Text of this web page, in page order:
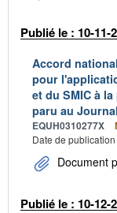
Publié le : 10-11-
Accord
pour
et du SMIC à
paru au
EQUH0310277X
Date de
Document
Publié le : 10-12-